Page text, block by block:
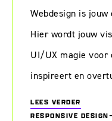
Webdesign is
Hier wordt jouw
UI/UX magie voor
inspireert en
LEES VERDER
RESPONSIVE DESIGN